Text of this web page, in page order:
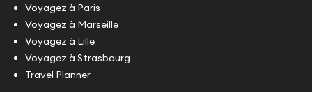
Voyagez à Paris
Voyagez à Marseille
Voyagez à Lille
Voyagez à Strasbourg
Travel Planner